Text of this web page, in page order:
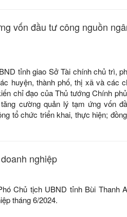
vốn đầu tư công nguồn
tỉnh giao Sở Tài chính chủ trì,
huyện, thành phố, thị xã và các
chỉ đạo của Thủ tướng Chính
cường quản lý tạm ứng vốn
tổ chức triển khai, thực hiện;
nghiệp
Chủ tịch UBND tỉnh Bùi Thanh
tháng 6/2024.